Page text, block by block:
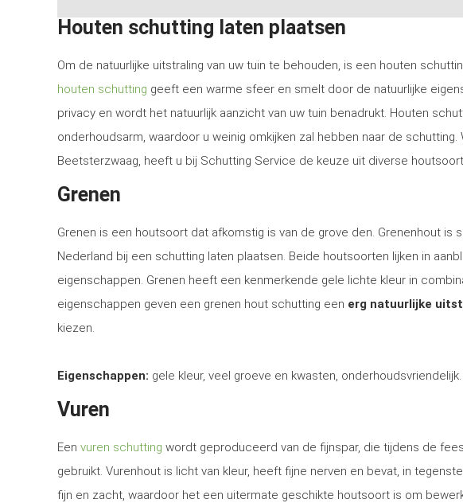
Houten schutting laten plaatsen
Om de natuurlijke uitstraling van uw tuin te behouden, is een houten
houten schutting geeft een warme sfeer en smelt door de natuurlijke
privacy en wordt het natuurlijk aanzicht van uw tuin benadrukt. Houten
onderhoudsarm, waardoor u weinig omkijken zal hebben naar de
Beetsterzwaag, heeft u bij Schutting Service de keuze uit diverse
Grenen
Grenen is een houtsoort dat afkomstig is van de grove den. Grenenhout
Nederland bij een schutting laten plaatsen. Beide houtsoorten lijken in
eigenschappen. Grenen heeft een kenmerkende gele lichte kleur in
eigenschappen geven een grenen hout schutting een erg natuurlijke
kiezen.
Eigenschappen: gele kleur, veel groeve en kwasten, onderhoudsvriendelijk.
Vuren
Een vuren schutting wordt geproduceerd van de fijnspar, die tijdens de
gebruikt. Vurenhout is licht van kleur, heeft fijne nerven en bevat, in
fijn en zacht, waardoor het een uitermate geschikte houtsoort is om